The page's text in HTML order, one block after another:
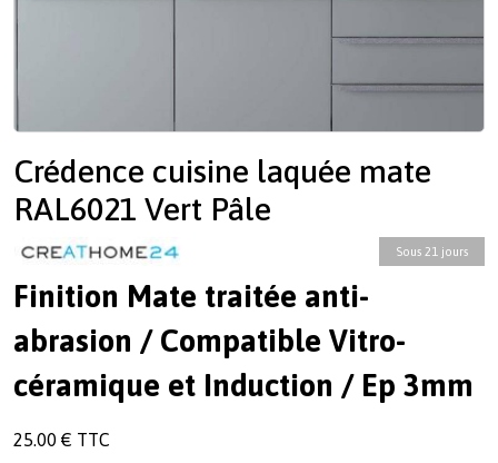
Crédence cuisine laquée mate
RAL6021 Vert Pâle
Sous 21 jours
Finition Mate traitée anti-
abrasion / Compatible Vitro-
céramique et Induction / Ep 3mm
25.00 € TTC